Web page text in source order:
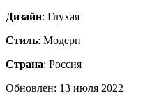
Дизайн: Глухая
Стиль: Модерн
Страна: Россия
Обновлен: 13 июля 2022